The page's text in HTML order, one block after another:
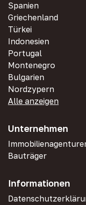
Spanien
Griechenland
Türkei
Indonesien
Portugal
Montenegro
Bulgarien
Nordzypern
Alle anzeigen
Unternehmen
Bauträger
Informationen